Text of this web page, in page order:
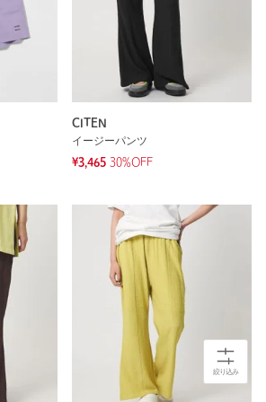
CITEN
イージーパンツ
¥3,465 30%OFF
絞り込み